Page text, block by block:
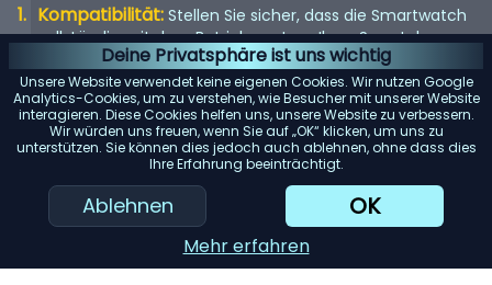
Deine Privatsphäre ist uns wichtig
Unsere Website verwendet keine eigenen Cookies. Wir nutzen Google
Analytics-Cookies, um zu verstehen, wie Besucher mit unserer Website
interagieren. Diese Cookies helfen uns, unsere Website zu verbessern.
Wir würden uns freuen, wenn Sie auf „OK“ klicken, um uns zu
unterstützen. Sie können dies jedoch auch ablehnen, ohne dass dies
Ihre Erfahrung beeinträchtigt.
Ablehnen OK
Mehr erfahren
Kompatibilität: Stellen Sie sicher, dass die Smartwatch
vollständig mit dem Betriebssystem Ihres Smartphones
(iOS oder Android) kompatibel ist, um mögliche
Einschränkungen zu vermeiden.
Akkulaufzeit: Achten Sie auf Modelle mit einer langen
Akkulaufzeit, insbesondere wenn Sie Funktionen wie GPS-
Tracking oder kontinuierliche Herzfrequenzmessung
regelmäßig nutzen möchten.
Gesundheits- und Fitness-Tracking:
Berücksichtigen
Sie die verschiedenen Tracking-Funktionen wie